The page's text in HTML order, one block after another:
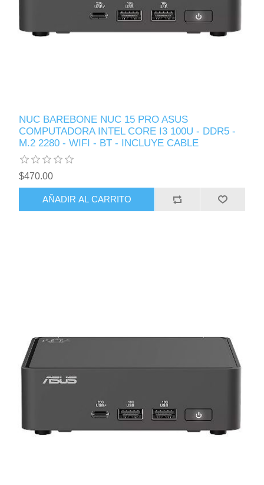
NUC BAREBONE NUC 15 PRO ASUS
COMPUTADORA INTEL CORE I3 100U - DDR5 -
M.2 2280 - WIFI - BT - INCLUYE CABLE
$470.00
AÑADIR AL CARRITO